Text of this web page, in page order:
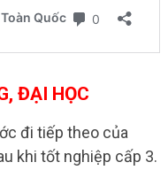
ĐẠI HỌC
đi tiếp theo của
khi tốt nghiệp cấp 3.